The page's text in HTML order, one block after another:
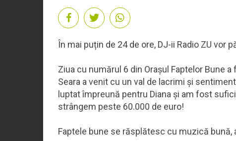
În mai puțin de 24 de ore, DJ-ii Radio ZU vor
Ziua cu numărul 6 din Orașul Faptelor Bune
Seara a venit cu un val de lacrimi și
luptat împreună pentru Diana și am fost
strângem peste 60.000 de euro!
Faptele bune se răsplătesc cu muzică